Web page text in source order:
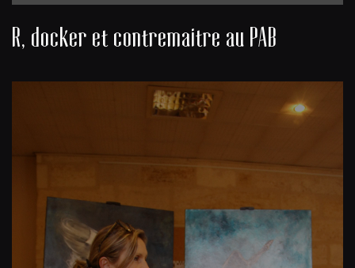
R, docker et contremaitre au PAB